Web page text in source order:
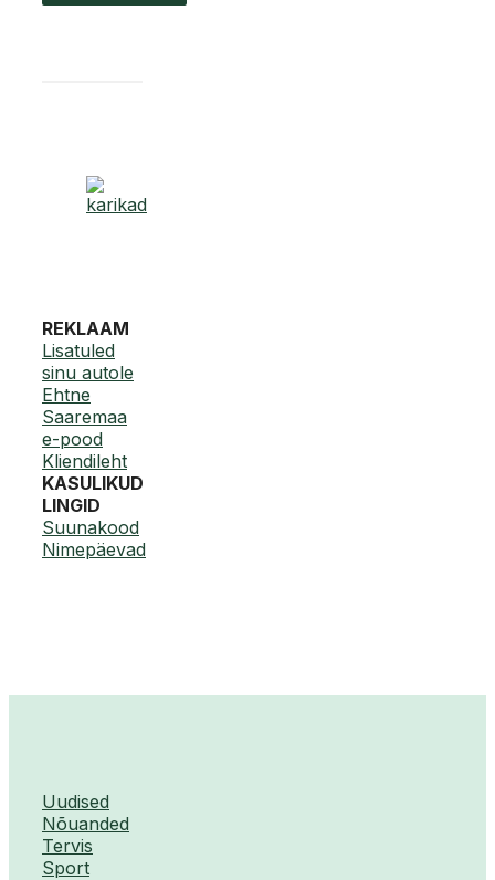
REKLAAM
Lisatuled
sinu autole
Ehtne
Saaremaa
e-pood
Kliendileht
KASULIKUD
LINGID
Suunakood
Nimepäevad
Uudised
Nõuanded
Tervis
Sport